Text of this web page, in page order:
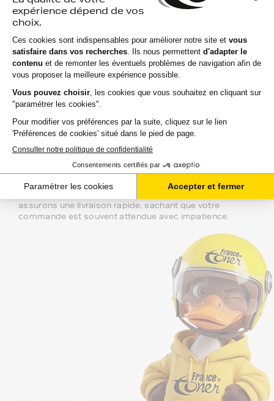
Marque Constructeur : les cartouches d'encre du
constructeur de votre imprimante OLIVETTI fax lab
115. Si vous voulez évitez la queue en magasin, il vous
suffit de commander ici.
Notre équipe de conseillers se tient à
votre disposition si vous avez des
questions.
Nous sommes disponibles depuis votre espace client ou
directement par téléphone. N'hésitez pas à regarder nos
packs de cartouches si vous souhaitez optimiser le coût
à la feuille imprimée.
Toutes nos livraisons sont suivies depuis notre entrepôt
à leur arrivée chez vous ou au point de retrait. Nous
assurons une livraison rapide, sachant que votre
commande est souvent attendue avec impatience.